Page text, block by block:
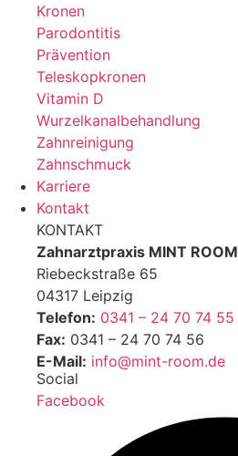
Kronen
Parodontitis
Prävention
Teleskopkronen
Vitamin D
Wurzelkanalbehandlung
Zahnreinigung
Zahnschmuck
Karriere
Kontakt
KONTAKT
Zahnarztpraxis MINT ROOM
Riebeckstraße 65
04317 Leipzig
Telefon: 0341 – 24 70 74 55
Fax: 0341 – 24 70 74 56
E-Mail: info@mint-room.de
Social
Facebook